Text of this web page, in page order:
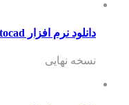
دانلود نرم افزار autocad
نسخه نهایی